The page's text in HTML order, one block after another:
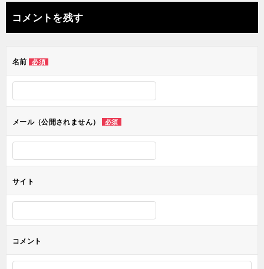
ナ
ビ
ー
ン
コメントを残す
名前 必須
メール（公開されません） 必須
サイト
コメント